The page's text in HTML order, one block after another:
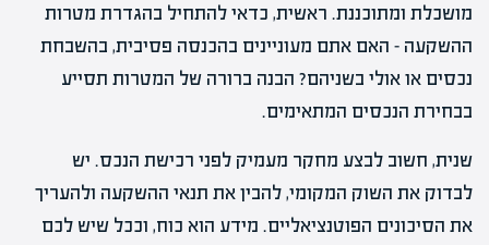
מושכלת ומתוכננת. ראשית, כדאי להתחיל בהגדרת מטרות
ההשקעה – האם אתם מעוניינים בהכנסה פסיבית, בהשבחת
נכסים או אולי בשניהם? הבנה ברורה של המטרות תסייע
בבחירת הנכסים המתאימים.
שנית, חשוב לבצע מחקר מעמיק לפני רכישת הנכס. יש
לבדוק את השוק המקומי, להבין את תנאי ההשקעה ולהעריך
את הסיכונים הפוטנציאליים. מידע הוא כוח, וככל שיש לכם